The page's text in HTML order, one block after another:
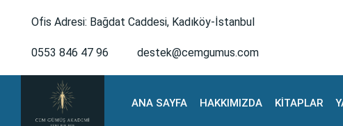
Ofis Adresi: Bağdat Caddesi, Kadıköy-İstanbul
0553 846 47 96 destek@cemgumus.com
ANA SAYFA HAKKIMIZDA KİTAPLAR